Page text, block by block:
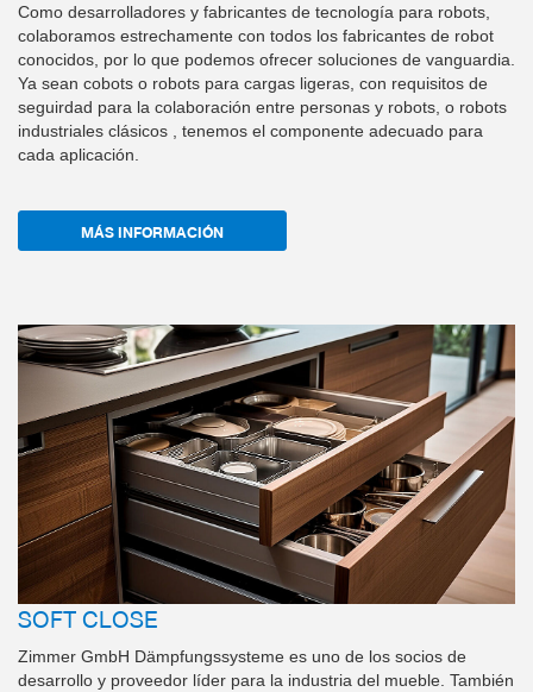
Como desarrolladores y fabricantes de tecnología para robots,
colaboramos estrechamente con todos los fabricantes de robot
conocidos, por lo que podemos ofrecer soluciones de vanguardia.
Ya sean cobots o robots para cargas ligeras, con requisitos de
seguirdad para la colaboración entre personas y robots, o robots
industriales clásicos , tenemos el componente adecuado para
cada aplicación.
MÁS INFORMACIÓN
SOFT CLOSE
Zimmer GmbH Dämpfungssysteme es uno de los socios de
desarrollo y proveedor líder para la industria del mueble. También